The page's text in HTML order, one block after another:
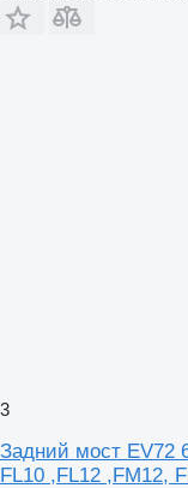
3
Задний мост EV72
FL10 ,FL12 ,FM12,